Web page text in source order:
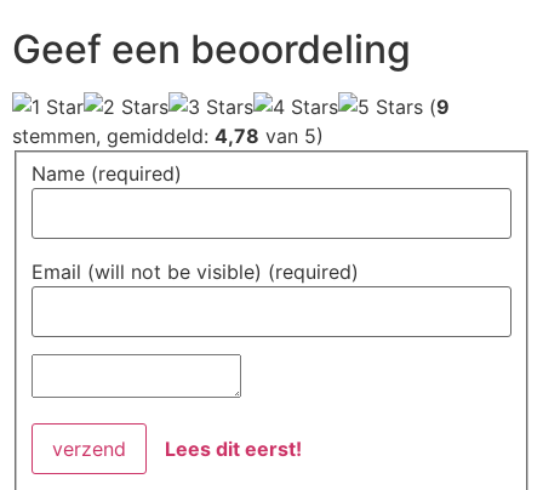
Geef een beoordeling
(9
stemmen, gemiddeld: 4,78 van 5)
Name (required)
Email (will not be visible) (required)
Lees dit eerst!